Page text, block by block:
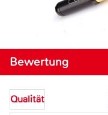
Bewertung
Qualität